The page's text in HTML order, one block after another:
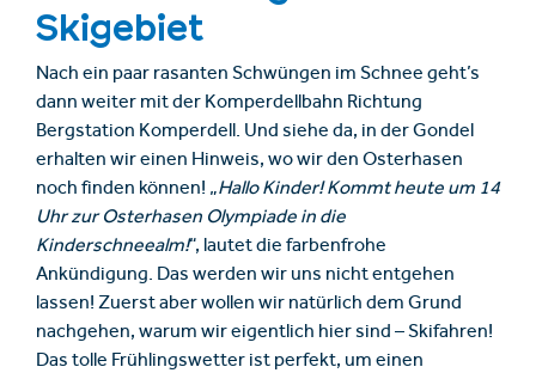
Skigebiet
Nach ein paar rasanten Schwüngen im Schnee geht’s
dann weiter mit der Komperdellbahn Richtung
Bergstation Komperdell. Und siehe da, in der Gondel
erhalten wir einen Hinweis, wo wir den Osterhasen
noch finden können! „Hallo Kinder! Kommt heute um 14
Uhr zur Osterhasen Olympiade in die
Kinderschneealm!“, lautet die farbenfrohe
Ankündigung. Das werden wir uns nicht entgehen
lassen! Zuerst aber wollen wir natürlich dem Grund
nachgehen, warum wir eigentlich hier sind – Skifahren!
Das tolle Frühlingswetter ist perfekt, um einen